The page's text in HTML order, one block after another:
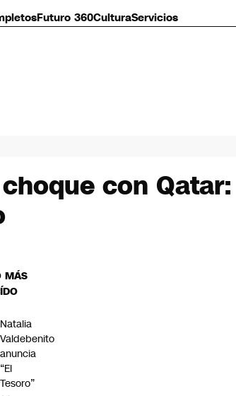
Futuro 360CulturaServicios
con
MÁS
Natalia
Valdebenito
anuncia
“El
Tesoro”